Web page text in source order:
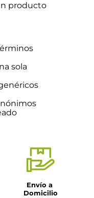
producto
sola
Envío a
Domicilio